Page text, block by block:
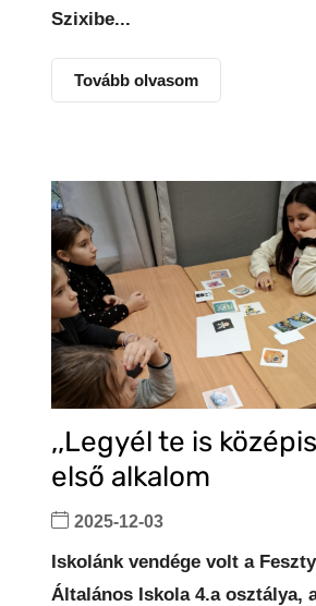
Szixibe...
Tovább olvasom
,,Legyél te is
első alkalom
2025-12-03
Iskolánk vendége volt a
Általános Iskola 4.a osztálya,